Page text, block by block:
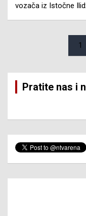
vozača iz Istočne
1
Pratite nas i